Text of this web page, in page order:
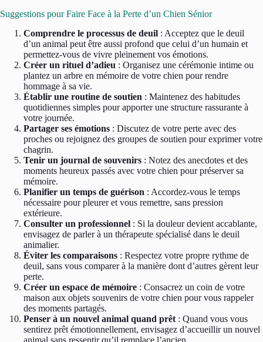
Suggestions pour Faire Face à la Perte d’un Chien Sénior
Comprendre le processus de deuil : Acceptez que le deuil
d’un animal peut être aussi profond que celui d’un humain et
permettez-vous de vivre pleinement vos émotions.
Créer un rituel d’adieu : Organisez une cérémonie intime ou
plantez un arbre en mémoire de votre chien pour rendre
hommage à sa vie.
Établir une routine de soutien : Maintenez des habitudes
quotidiennes simples pour apporter une structure rassurante à
votre journée.
Partager ses émotions : Discutez de votre perte avec des
proches ou rejoignez des groupes de soutien pour exprimer votre
chagrin.
Tenir un journal de souvenirs : Notez des anecdotes et des
moments heureux passés avec votre chien pour préserver sa
mémoire.
Planifier un temps de guérison : Accordez-vous le temps
nécessaire pour pleurer et vous remettre, sans pression
extérieure.
Consulter un professionnel : Si la douleur devient accablante,
envisagez de parler à un thérapeute spécialisé dans le deuil
animalier.
Éviter les comparaisons : Respectez votre propre rythme de
deuil, sans vous comparer à la manière dont d’autres gèrent leur
perte.
Créer un espace de mémoire : Consacrez un coin de votre
maison aux objets souvenirs de votre chien pour vous rappeler
des moments partagés.
Penser à un nouvel animal quand prêt : Quand vous vous
sentirez prêt émotionnellement, envisagez d’accueillir un nouvel
animal sans ressentir qu’il remplace l’ancien.